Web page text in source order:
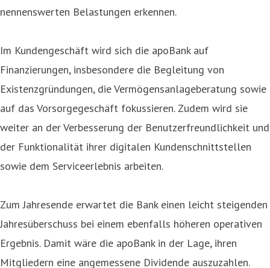
nennenswerten Belastungen erkennen.
Im Kundengeschäft wird sich die apoBank auf
Finanzierungen, insbesondere die Begleitung von
Existenzgründungen, die Vermögensanlageberatung sowie
auf das Vorsorgegeschäft fokussieren. Zudem wird sie
weiter an der Verbesserung der Benutzerfreundlichkeit und
der Funktionalität ihrer digitalen Kundenschnittstellen
sowie dem Serviceerlebnis arbeiten.
Zum Jahresende erwartet die Bank einen leicht steigenden
Jahresüberschuss bei einem ebenfalls höheren operativen
Ergebnis. Damit wäre die apoBank in der Lage, ihren
Mitgliedern eine angemessene Dividende auszuzahlen.